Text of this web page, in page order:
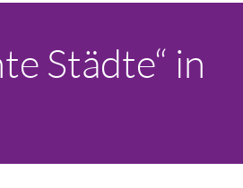
Städte“ in